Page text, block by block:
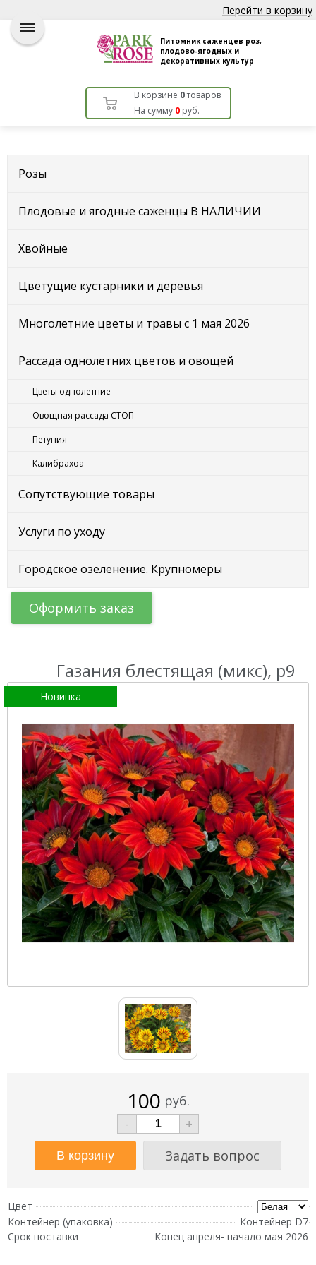
Перейти в корзину
Питомник саженцев роз,
плодово-ягодных и
декоративных культур
В корзине 0товаров
На сумму 0руб.
Розы
Плодовые и ягодные саженцы В НАЛИЧИИ
Хвойные
Цветущие кустарники и деревья
Многолетние цветы и травы с 1 мая 2026
Рассада однолетних цветов и овощей
Цветы однолетние
Овощная рассада СТОП
Петуния
Калибрахоа
Сопутствующие товары
Услуги по уходу
Городское озеленение. Крупномеры
Оформить заказ
Газания блестящая (микс), р9
Новинка
100 руб.
-
+
Задать вопрос
Цвет
Контейнер (упаковка)
Контейнер D7
Срок поставки
Конец апреля- начало мая 2026